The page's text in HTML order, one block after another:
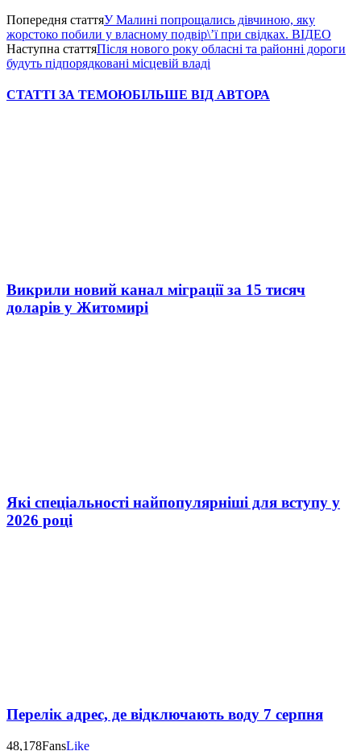
Попередня статтяУ Малині попрощались дівчиною, яку
жорстоко побили у власному подвір\’ї при свідках. ВІДЕО
Наступна статтяПісля нового року обласні та районні дороги
будуть підпорядковані місцевій владі
СТАТТІ ЗА ТЕМОЮБІЛЬШЕ ВІД АВТОРА
Викрили новий канал міграції за 15 тисяч
доларів у Житомирі
Які спеціальності найпопулярніші для вступу у
2026 році
Перелік адрес, де відключають воду 7 серпня
48,178FansLike